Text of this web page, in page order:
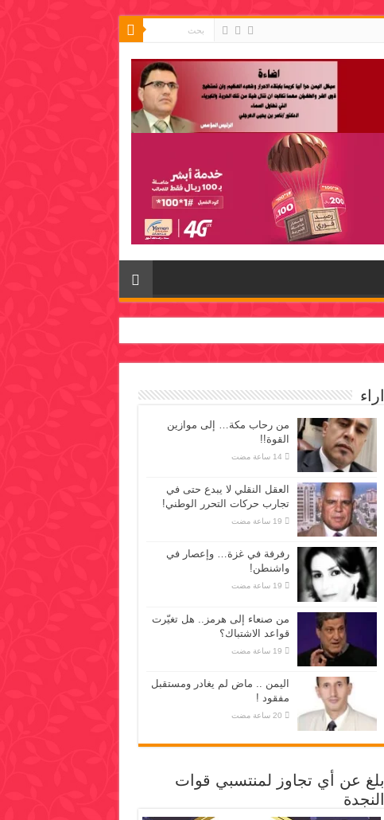
اراء
من رحاب مكة… إلى موازين
القوة!!
العقل النقلي لا يبدع حتى في
تجارب حركات التحرر الوطني!
رفرفة في غزة… وإعصار في
واشنطن!
من صنعاء إلى هرمز.. هل تغيّرت
قواعد الاشتباك؟
اليمن .. ماض لم يغادر ومستقبل
مفقود !
بلغ عن أي تجاوز لمنتسبي قوات
النجدة